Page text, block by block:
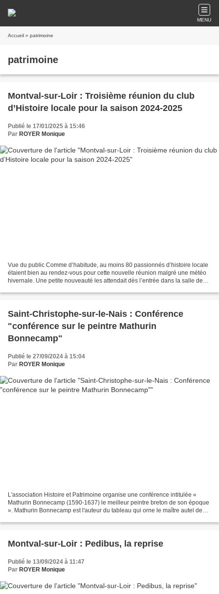
MENU
Accueil » patrimoine
patrimoine
Montval-sur-Loir : Troisième réunion du club
d’Histoire locale pour la saison 2024-2025
Publié le 17/01/2025 à 15:46
Par ROYER Monique
Vue du public Comme d’habitude, au moins 80 passionnés d’histoire locale
étaient bien au rendez-vous pour cette nouvelle réunion malgré une météo
hivernale. Une petite nouveauté les attendait dès l’entrée dans la salle des
Saint-Christophe-sur-le-Nais : Conférence
"conférence sur le peintre Mathurin
Bonnecamp"
Publié le 27/09/2024 à 15:04
Par ROYER Monique
L'association Histoire et Patrimoine organise une conférence intitulée «
Mathurin Bonnecamp (1590-1637) le meilleur peintre breton de son époque
». Mathurin Bonnecamp est l'auteur du tableau qui orne le maître autel de
Montval-sur-Loir : Pedibus, la reprise
Publié le 13/09/2024 à 11:47
Par ROYER Monique